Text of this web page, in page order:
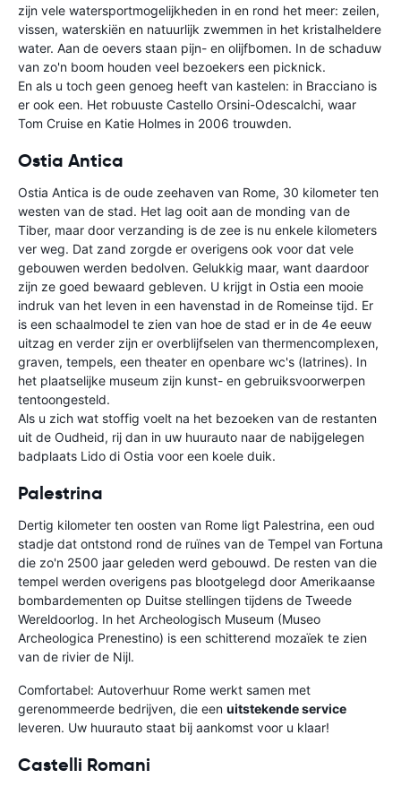
zijn vele watersportmogelijkheden in en rond het meer: zeilen,
vissen, waterskiën en natuurlijk zwemmen in het kristalheldere
water. Aan de oevers staan pijn- en olijfbomen. In de schaduw
van zo'n boom houden veel bezoekers een picknick.
En als u toch geen genoeg heeft van kastelen: in Bracciano is
er ook een. Het robuuste Castello Orsini-Odescalchi, waar
Tom Cruise en Katie Holmes in 2006 trouwden.
Ostia Antica
Ostia Antica is de oude zeehaven van Rome, 30 kilometer ten
westen van de stad. Het lag ooit aan de monding van de
Tiber, maar door verzanding is de zee is nu enkele kilometers
ver weg. Dat zand zorgde er overigens ook voor dat vele
gebouwen werden bedolven. Gelukkig maar, want daardoor
zijn ze goed bewaard gebleven. U krijgt in Ostia een mooie
indruk van het leven in een havenstad in de Romeinse tijd. Er
is een schaalmodel te zien van hoe de stad er in de 4e eeuw
uitzag en verder zijn er overblijfselen van thermencomplexen,
graven, tempels, een theater en openbare wc's (latrines). In
het plaatselijke museum zijn kunst- en gebruiksvoorwerpen
tentoongesteld.
Als u zich wat stoffig voelt na het bezoeken van de restanten
uit de Oudheid, rij dan in uw huurauto naar de nabijgelegen
badplaats Lido di Ostia voor een koele duik.
Palestrina
Dertig kilometer ten oosten van Rome ligt Palestrina, een oud
stadje dat ontstond rond de ruïnes van de Tempel van Fortuna
die zo'n 2500 jaar geleden werd gebouwd. De resten van die
tempel werden overigens pas blootgelegd door Amerikaanse
bombardementen op Duitse stellingen tijdens de Tweede
Wereldoorlog. In het Archeologisch Museum (Museo
Archeologica Prenestino) is een schitterend mozaïek te zien
van de rivier de Nijl.
Comfortabel: Autoverhuur Rome werkt samen met
gerenommeerde bedrijven, die een uitstekende service
leveren. Uw huurauto staat bij aankomst voor u klaar!
Castelli Romani